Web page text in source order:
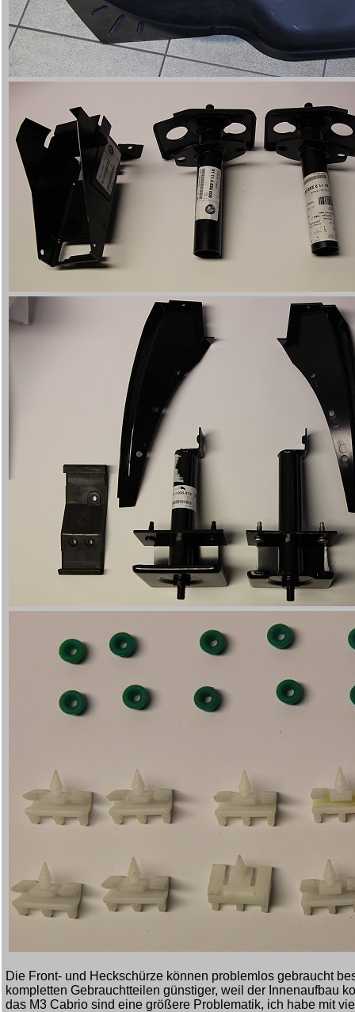
Die Front- und Heckschürze können problemlos gebraucht
kompletten Gebrauchtteilen günstiger, weil der Innenaufbau
das M3 Cabrio sind eine größere Problematik, ich habe mit